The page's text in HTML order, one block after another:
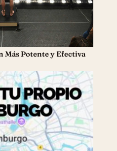
Más Potente y Efectiva